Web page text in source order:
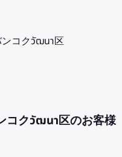
ンコクวัฒนา区
コクวัฒนา区のお客様